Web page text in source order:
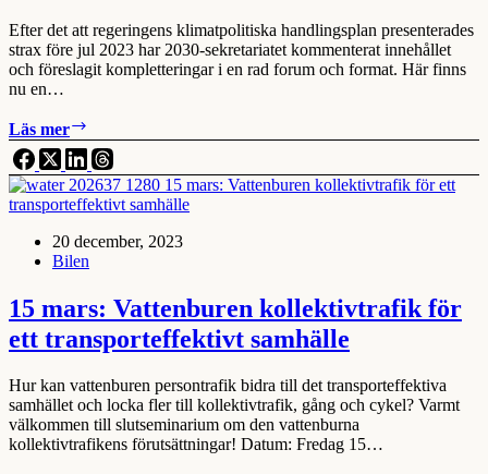
Efter det att regeringens klimatpolitiska handlingsplan presenterades
strax före jul 2023 har 2030-sekretariatet kommenterat innehållet
och föreslagit kompletteringar i en rad forum och format. Här finns
nu en…
Läs mer
handlingsplanen
–
bedömning
och
från
2030-
20 december, 2023
Bilen
15 mars: Vattenburen kollektivtrafik för
ett transporteffektivt samhälle
Hur kan vattenburen persontrafik bidra till det transporteffektiva
samhället och locka fler till kollektivtrafik, gång och cykel? Varmt
välkommen till slutseminarium om den vattenburna
kollektivtrafikens förutsättningar! Datum: Fredag 15…